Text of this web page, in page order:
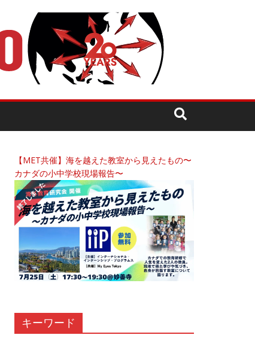
【MET共催】海を越えた教室から見えたもの〜
カナダの小中学校現場報告〜
キーワード